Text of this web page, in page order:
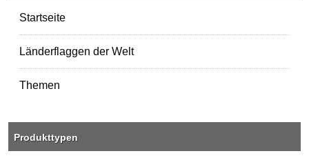
Startseite
Länderflaggen der Welt
Themen
Produkttypen